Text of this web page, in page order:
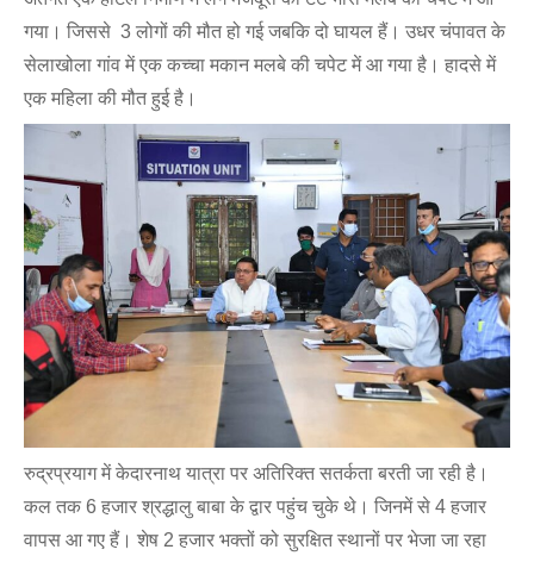
गया। जिससे 3 लोगों की मौत हो गई जबकि दो घायल हैं। उधर चंपावत के
सेलाखोला गांव में एक कच्चा मकान मलबे की चपेट में आ गया है। हादसे में
एक महिला की मौत हुई है।
रुद्रप्रयाग में केदारनाथ यात्रा पर अतिरिक्त सतर्कता बरती जा रही है।
कल तक 6 हजार श्रद्धालु बाबा के द्वार पहुंच चुके थे। जिनमें से 4 हजार
वापस आ गए हैं। शेष 2 हजार भक्तों को सुरक्षित स्थानों पर भेजा जा रहा